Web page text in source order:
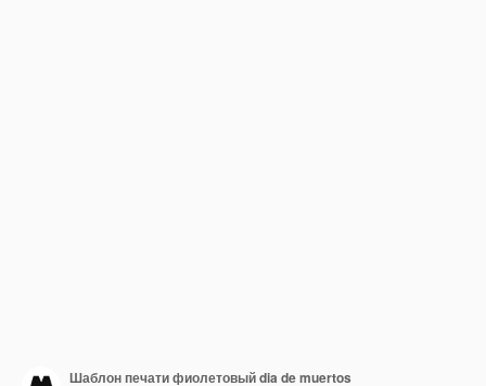
Шаблон печати фиолетовый dia de muertos